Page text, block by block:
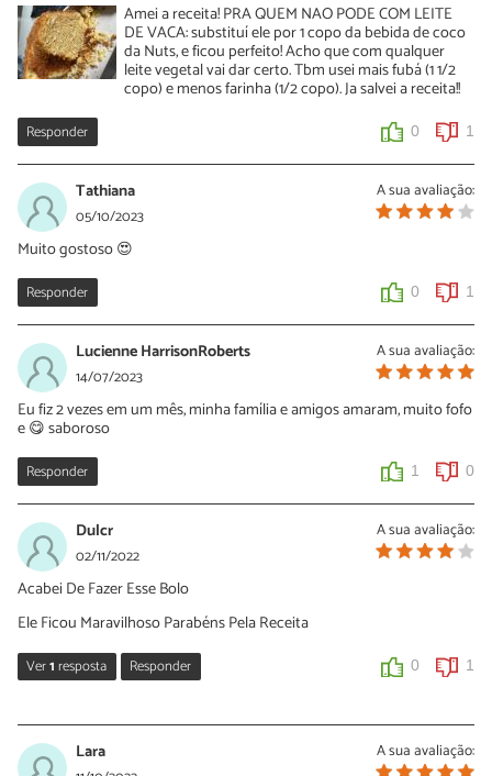
Amei a receita! PRA QUEM NAO PODE COM LEITE
DE VACA: substituí ele por 1 copo da bebida de coco
da Nuts, e ficou perfeito! Acho que com qualquer
leite vegetal vai dar certo. Tbm usei mais fubá (1 1/2
copo) e menos farinha (1/2 copo). Ja salvei a receita!!
Responder 0 1
A sua avaliação:
Tathiana
05/10/2023
Muito gostoso 😍
Responder 0 1
A sua avaliação:
Lucienne HarrisonRoberts
14/07/2023
Eu fiz 2 vezes em um mês, minha família e amigos amaram, muito fofo
e 😋 saboroso
Responder 1 0
A sua avaliação:
Dulcr
02/11/2022
Acabei De Fazer Esse Bolo
Ele Ficou Maravilhoso Parabéns Pela Receita
Ver1resposta Responder 0 1
A sua avaliação:
Lara